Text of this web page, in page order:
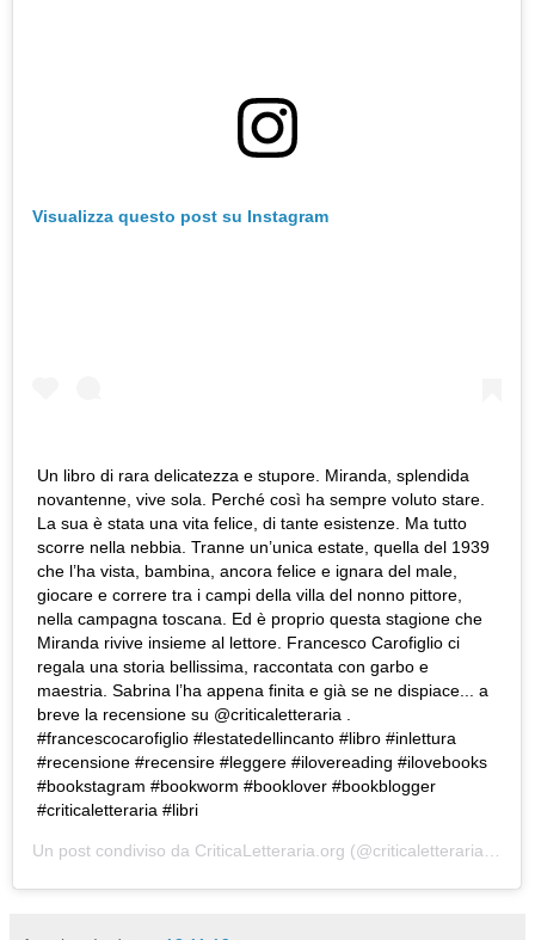
Visualizza questo post su Instagram
Un libro di rara delicatezza e stupore. Miranda, splendida
novantenne, vive sola. Perché così ha sempre voluto stare.
La sua è stata una vita felice, di tante esistenze. Ma tutto
scorre nella nebbia. Tranne un’unica estate, quella del 1939
che l’ha vista, bambina, ancora felice e ignara del male,
giocare e correre tra i campi della villa del nonno pittore,
nella campagna toscana. Ed è proprio questa stagione che
Miranda rivive insieme al lettore. Francesco Carofiglio ci
regala una storia bellissima, raccontata con garbo e
maestria. Sabrina l’ha appena finita e già se ne dispiace... a
breve la recensione su @criticaletteraria .
#francescocarofiglio #lestatedellincanto #libro #inlettura
#recensione #recensire #leggere #ilovereading #ilovebooks
#bookstagram #bookworm #booklover #bookblogger
#criticaletteraria #libri
Un post condiviso da CriticaLetteraria.org (@criticaletteraria) in data: